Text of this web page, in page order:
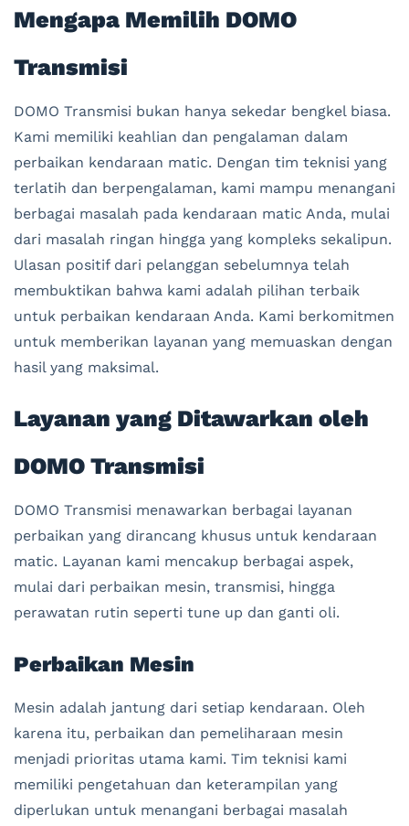
Mengapa Memilih DOMO
Transmisi
DOMO Transmisi bukan hanya sekedar bengkel biasa.
Kami memiliki keahlian dan pengalaman dalam
perbaikan kendaraan matic. Dengan tim teknisi yang
terlatih dan berpengalaman, kami mampu menangani
berbagai masalah pada kendaraan matic Anda, mulai
dari masalah ringan hingga yang kompleks sekalipun.
Ulasan positif dari pelanggan sebelumnya telah
membuktikan bahwa kami adalah pilihan terbaik
untuk perbaikan kendaraan Anda. Kami berkomitmen
untuk memberikan layanan yang memuaskan dengan
hasil yang maksimal.
Layanan yang Ditawarkan oleh
DOMO Transmisi
DOMO Transmisi menawarkan berbagai layanan
perbaikan yang dirancang khusus untuk kendaraan
matic. Layanan kami mencakup berbagai aspek,
mulai dari perbaikan mesin, transmisi, hingga
perawatan rutin seperti tune up dan ganti oli.
Perbaikan Mesin
Mesin adalah jantung dari setiap kendaraan. Oleh
karena itu, perbaikan dan pemeliharaan mesin
menjadi prioritas utama kami. Tim teknisi kami
memiliki pengetahuan dan keterampilan yang
diperlukan untuk menangani berbagai masalah